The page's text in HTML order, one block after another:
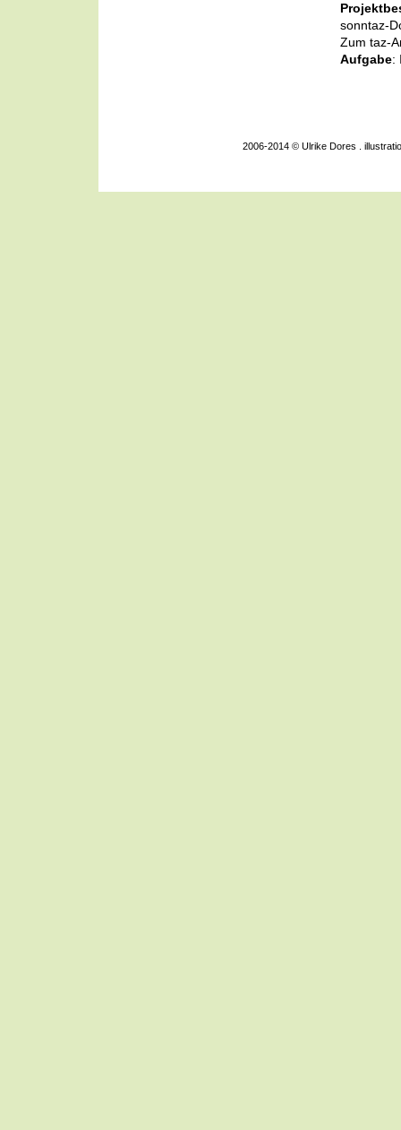
sonntaz-
Zum taz-
Aufgabe:
2006-2014 © Ulrike Dores .